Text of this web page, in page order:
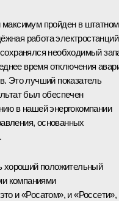
максимум пройден в штатном
работа электростанций
необходимый
время отключения
Это лучший показатель
был обеспечен
в нашей энергокомпании
основанных
хороший положительный
компаниями
и «Росатом», и «Россети»,